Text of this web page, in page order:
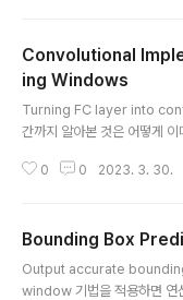
고 있습니다. 따라서 출력 차
이 있는지 없는지'와 'x, y' 좌
과적으로 129 차원이 됩니다
체 구조를 따는데도 적용할
서 여러 개의 사물을 탐지..
Convolutional
ing Windows
Turning FC layer into
간까지 알아본 것은 어떻게
에서 여러 물체를 탐지하기
위해서 FC layer를
법을 소개하고 있습니다. 모든
되상이 되어 파라미터 수가
0 0 2023. 3. 30.
Bounding Box
Output accurate
window 기법을 적용하면 연